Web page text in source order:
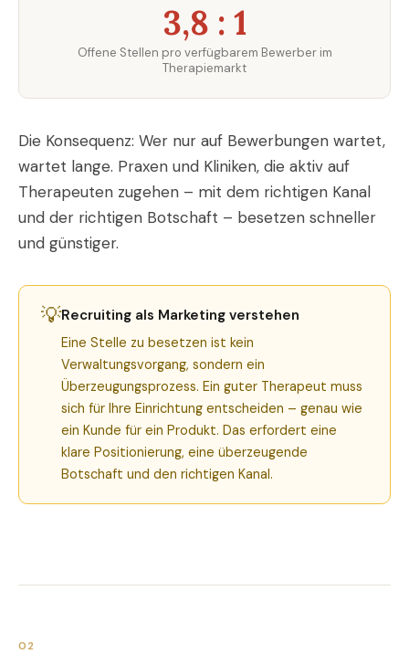
3,8 : 1
Offene Stellen pro verfügbarem Bewerber im
Therapiemarkt
Die Konsequenz: Wer nur auf Bewerbungen wartet,
wartet lange. Praxen und Kliniken, die aktiv auf
Therapeuten zugehen – mit dem richtigen Kanal
und der richtigen Botschaft – besetzen schneller
und günstiger.
💡Recruiting als Marketing verstehen
Eine Stelle zu besetzen ist kein
Verwaltungsvorgang, sondern ein
Überzeugungsprozess. Ein guter Therapeut muss
sich für Ihre Einrichtung entscheiden – genau wie
ein Kunde für ein Produkt. Das erfordert eine
klare Positionierung, eine überzeugende
Botschaft und den richtigen Kanal.
02